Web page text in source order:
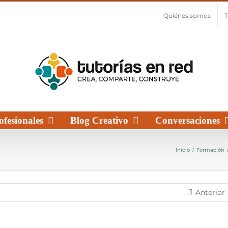
Quiénes somos
Blog Creativo Conversaciones
Inicio / Formación /
Anterior